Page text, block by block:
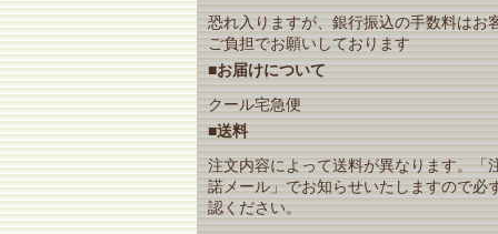
恐れ入りますが、銀行振込の手数料はお
ご負担でお願いしております
■お届けについて
クール宅急便
■送料
注文内容によって送料が異なります。「
諾メール」でお知らせいたしますので必
認ください。